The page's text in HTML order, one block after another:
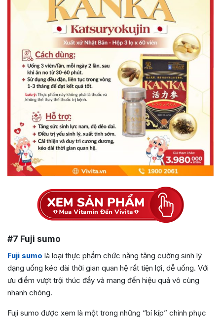
#7 Fuji sumo
Fuji sumo là loại thực phẩm chức năng tăng cường sinh lý
dạng uống kéo dài thời gian quan hệ rất tiện lợi, dễ uống. Với
ưu điểm vượt trội thúc đẩy và mang đến hiệu quả vô cùng
nhanh chóng.
Fuji sumo được xem là một trong những “bí kíp” chinh phục